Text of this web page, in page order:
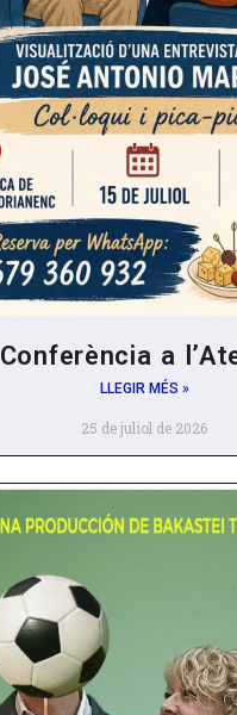
Conferència a
LLEGIR MÉS »
25 de juliol de 2026